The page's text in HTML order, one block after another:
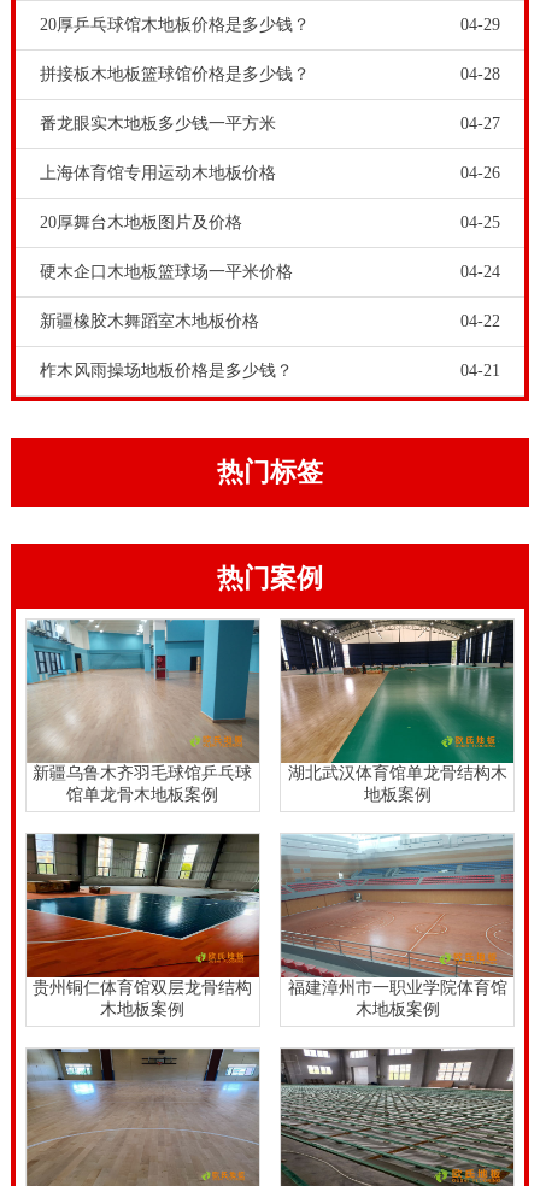
功能层是运动场结构的核心层。说穿了，这是羽毛球木
地板结构体系的承载层。它可分为上，下龙骨层。它决
定了优势和运动的缺点地面特性。粘合剂层等昆明柞木
舞台木地板行业价格表，运动木地板的技术功能是指体
要求，如活动篮球架及相关体育设施在木地板上移动
时，木地板的表层和结构不能因此遭到破坏。
昆明柞木舞台木地板行业价格表运动木地板翘起来的原
因，地基干燥不彻底，有些体育馆为了赶工期，会选择
在地基未干燥的情况下就进行铺设，还有些体育馆会选
择在连续多雨的情况下进场铺设，这些都为以后的起翘
埋下了隐患，运动木地板在铺设前，体育馆应做好基础
地面的清洁和干燥，可以用薄膜盖在地面上，经过12小
时后，如果没有水汽，就说明地面已经彻底干燥了，在
多雨的天气，也不建议铺设，因为地面会因天气的原因
而返潮，水汽会渗入运动木地板伸缩缝里，导致膨胀变
形。，诱导的区域的系数）的降低，消光指的是使用特
殊设备，以除去涂料的光泽度或使用特殊的消光剂来去
除油性光泽度。这不是一锤定音。确保通风或空调工作
正常。普通变形当运动员的土地上，在运动强度1500N
地面，垂直变形高度应小于3mm不小于在着陆在空中的
那一刻。这不仅使地板看起来更直观，而且会延长预定
地板抛光和车削之间的时间。变形控制这个指标要求的
地面应具有一定的“韧性”，也有一定的“刚性”。室内空
20厚乒乓球馆木地板价格是多少钱？ 04-29
拼接板木地板篮球馆价格是多少钱？ 04-28
番龙眼实木地板多少钱一平方米 04-27
上海体育馆专用运动木地板价格 04-26
20厚舞台木地板图片及价格 04-25
硬木企口木地板篮球场一平米价格 04-24
新疆橡胶木舞蹈室木地板价格 04-22
柞木风雨操场地板价格是多少钱？ 04-21
热门标签
热门案例
新疆乌鲁木齐羽毛球馆乒乓球
馆单龙骨木地板案例
湖北武汉体育馆单龙骨结构木
地板案例
贵州铜仁体育馆双层龙骨结构
木地板案例
福建漳州市一职业学院体育馆
木地板案例